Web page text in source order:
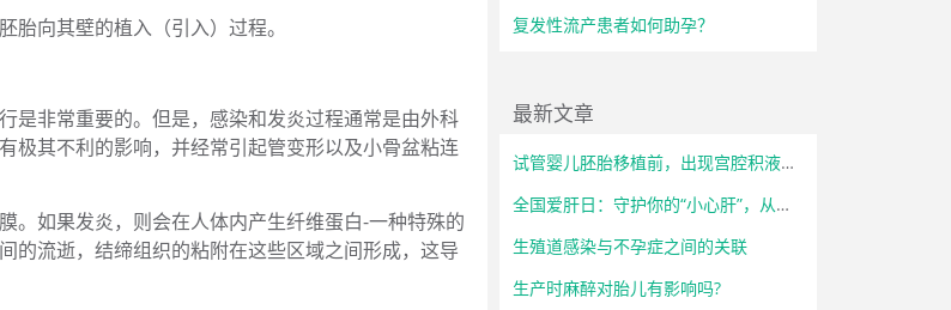
向其壁的植入（引入）过程。
是非常重要的。但是，感染和发炎过程通常是由外科
极其不利的影响，并经常引起管变形以及小骨盆粘连
。如果发炎，则会在人体内产生纤维蛋白-一种特殊的
的流逝，结缔组织的粘附在这些区域之间形成，这导
复发性流产患者如何助孕？
最新文章
试管婴儿胚胎移植前，出现宫腔积液怎么办？
全国爱肝日：守护你的“小心肝”，从了解开始！
生殖道感染与不孕症之间的关联
生产时麻醉对胎儿有影响吗?